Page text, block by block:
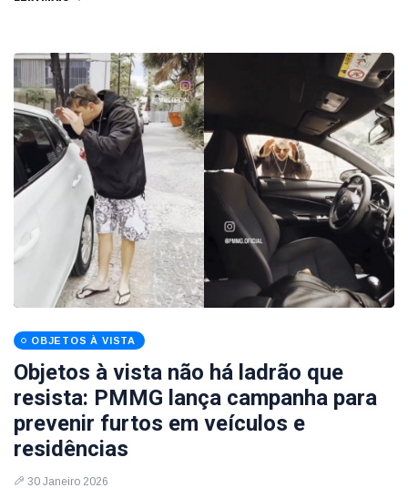
OBJETOS À VISTA
Objetos à vista não há ladrão que
resista: PMMG lança campanha para
prevenir furtos em veículos e
residências
30 Janeiro 2026